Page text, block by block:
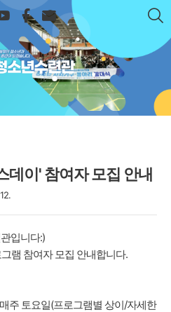
소년수련관
이' 참여자 모집 안내
입니다:)
램 참여자 모집 안내합니다.
주 토요일(프로그램별 상이/자세한